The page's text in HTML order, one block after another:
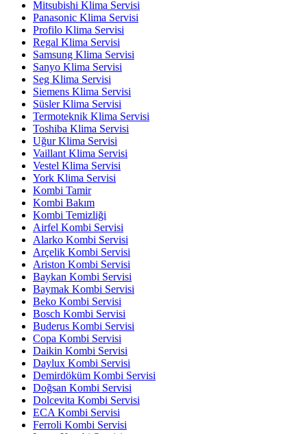
Mitsubishi Klima Servisi
Panasonic Klima Servisi
Profilo Klima Servisi
Regal Klima Servisi
Samsung Klima Servisi
Sanyo Klima Servisi
Seg Klima Servisi
Siemens Klima Servisi
Süsler Klima Servisi
Termoteknik Klima Servisi
Toshiba Klima Servisi
Uğur Klima Servisi
Vaillant Klima Servisi
Vestel Klima Servisi
York Klima Servisi
Kombi Tamir
Kombi Bakım
Kombi Temizliği
Airfel Kombi Servisi
Alarko Kombi Servisi
Arçelik Kombi Servisi
Ariston Kombi Servisi
Baykan Kombi Servisi
Baymak Kombi Servisi
Beko Kombi Servisi
Bosch Kombi Servisi
Buderus Kombi Servisi
Copa Kombi Servisi
Daikin Kombi Servisi
Daylux Kombi Servisi
Demirdöküm Kombi Servisi
Doğsan Kombi Servisi
Dolcevita Kombi Servisi
ECA Kombi Servisi
Ferroli Kombi Servisi